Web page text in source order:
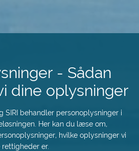
- Sådan
dine oplysninger
behandler personoplysninger i
Her kan du læse om,
hvilke oplysninger vi
er.